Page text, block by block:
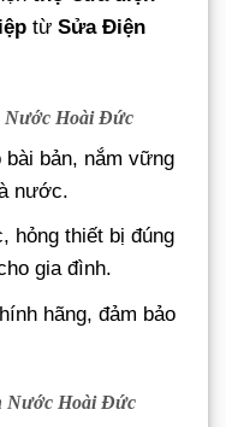
từ Sửa Điện
Nước Hoài Đức
bản, nắm vững
nước.
hỏng thiết bị đúng
gia đình.
hãng, đảm bảo
Nước Hoài Đức